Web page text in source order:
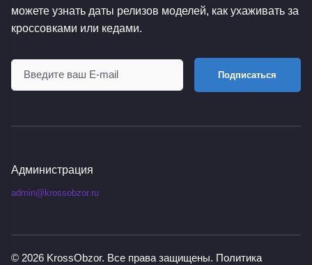
можете узнать даты релизов моделей, как ухаживать за
кроссовками или кедами.
Подписаться
Администрация
admin@krossobzor.ru
© 2026 KrossObzor. Все права защищены. Политика